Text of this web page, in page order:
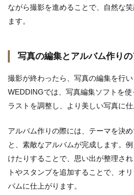
ながら撮影を進めることで、自然な
ます。
写真の編集とアルバム作り
撮影が終わったら、写真の編集を行
WEDDINGでは、写真編集ソフトを
ラストを調整し、より美しい写真に仕
アルバム作りの際には、テーマを決
と、素敵なアルバムが完成します。
けたりすることで、思い出が整理さ
トやスタンプを追加することで、オ
バムに仕上がります。